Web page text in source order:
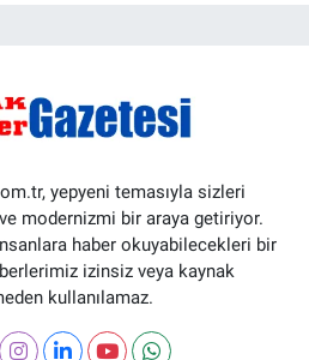
yepyeni temasıyla sizleri
modernizmi bir araya getiriyor.
haber okuyabilecekleri bir
izinsiz veya kaynak
kullanılamaz.